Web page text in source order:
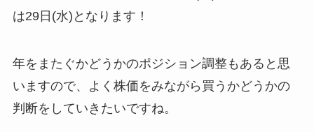
は29日(水)となります！
年をまたぐかどうかのポジション調整もあると思
いますので、よく株価をみながら買うかどうかの
判断をしていきたいですね。